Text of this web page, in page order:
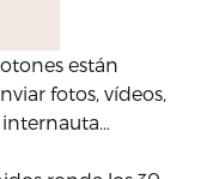
están
fotos, vídeos,